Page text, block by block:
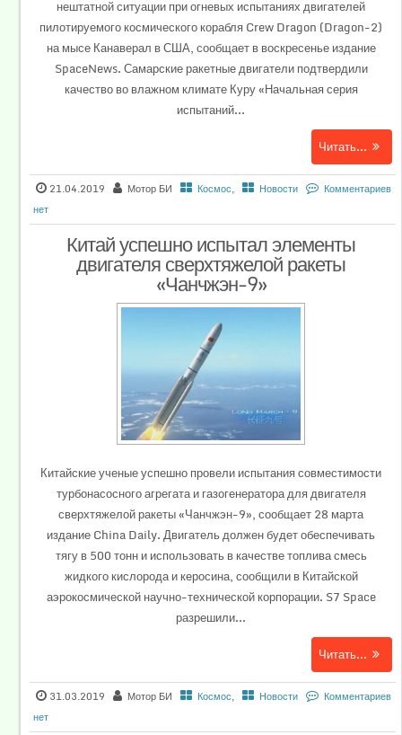
нештатной ситуации при огневых испытаниях двигателей
пилотируемого космического корабля Crew Dragon (Dragon-2)
на мысе Канаверал в США, сообщает в воскресенье издание
SpaceNews. Самарские ракетные двигатели подтвердили
качество во влажном климате Куру «Начальная серия
испытаний...
Читать...
21.04.2019 Мотор БИ Космос, Новости
Комментариев
нет
Китай успешно испытал элементы
двигателя сверхтяжелой ракеты
«Чанчжэн-9»
Китайские ученые успешно провели испытания совместимости
турбонасосного агрегата и газогенератора для двигателя
сверхтяжелой ракеты «Чанчжэн-9», сообщает 28 марта
издание China Daily. Двигатель должен будет обеспечивать
тягу в 500 тонн и использовать в качестве топлива смесь
жидкого кислорода и керосина, сообщили в Китайской
аэрокосмической научно-технической корпорации. S7 Space
разрешили...
Читать...
31.03.2019 Мотор БИ Космос, Новости
Комментариев
нет